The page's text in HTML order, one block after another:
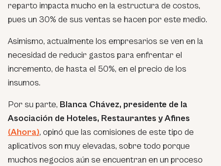
reparto impacta mucho en la estructura de costos,
pues un 30% de sus ventas se hacen por este medio.
Asimismo, actualmente los empresarios se ven en la
necesidad de reducir gastos para enfrentar el
incremento, de hasta el 50%, en el precio de los
insumos.
Por su parte, Blanca Chávez, presidente de la
Asociación de Hoteles, Restaurantes y Afines
(Ahora), opinó que las comisiones de este tipo de
aplicativos son muy elevadas, sobre todo porque
muchos negocios aún se encuentran en un proceso